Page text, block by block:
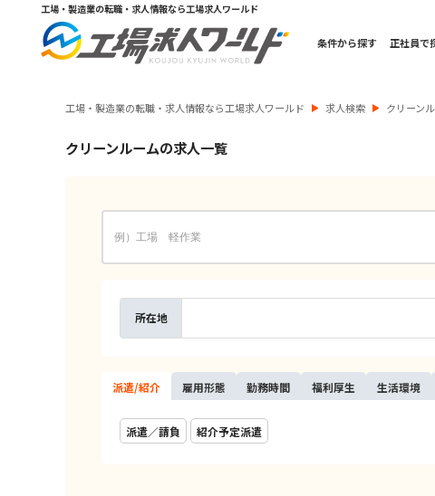
工場・製造業の転職・求人情報なら工場求人ワールド
条件から探す 正社員で
工場・製造業の転職・求人情報なら工場求人ワールド 求人検索 クリーン
クリーンルームの求人一覧
所在地
派遣/紹介 雇用形態 勤務時間 福利厚生 生活環境
派遣／請負 紹介予定派遣